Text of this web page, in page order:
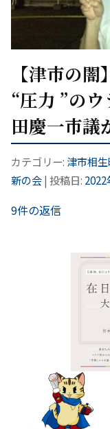
【津市の
“圧力 ”の
田慶一市議
カテゴリー: 津市相
新の会| 投稿日: 2022
9件の返信